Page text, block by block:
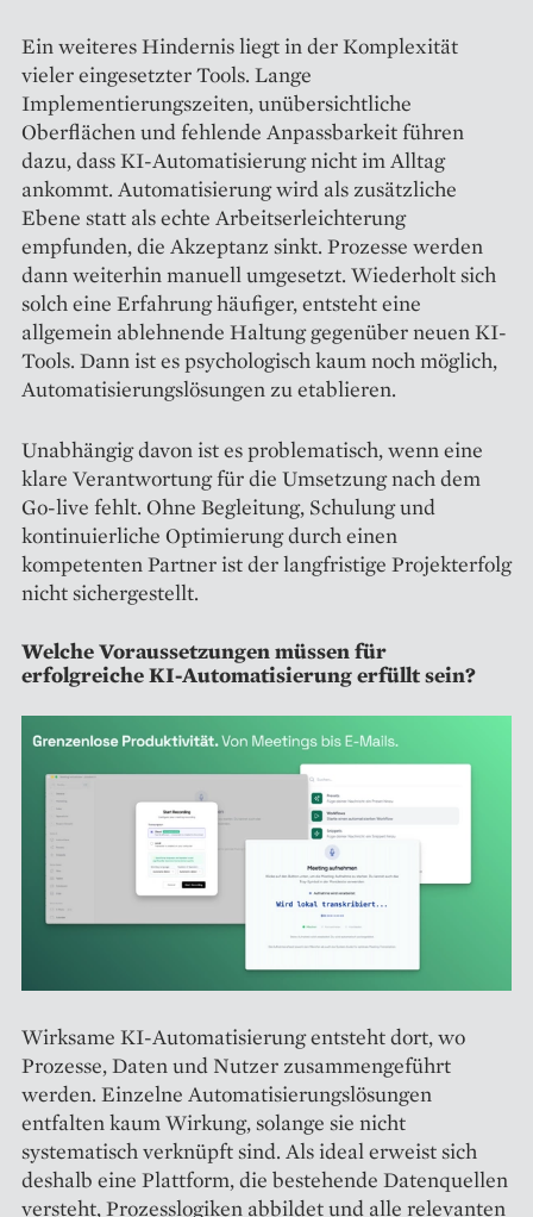
Ein weiteres Hindernis liegt in der Komplexität
vieler eingesetzter Tools. Lange
Implementierungszeiten, unübersichtliche
Oberflächen und fehlende Anpassbarkeit führen
dazu, dass KI-Automatisierung nicht im Alltag
ankommt. Automatisierung wird als zusätzliche
Ebene statt als echte Arbeitserleichterung
empfunden, die Akzeptanz sinkt. Prozesse werden
dann weiterhin manuell umgesetzt. Wiederholt sich
solch eine Erfahrung häufiger, entsteht eine
allgemein ablehnende Haltung gegenüber neuen KI-
Tools. Dann ist es psychologisch kaum noch möglich,
Automatisierungslösungen zu etablieren.
Unabhängig davon ist es problematisch, wenn eine
klare Verantwortung für die Umsetzung nach dem
Go-live fehlt. Ohne Begleitung, Schulung und
kontinuierliche Optimierung durch einen
kompetenten Partner ist der langfristige Projekterfolg
nicht sichergestellt.
Welche Voraussetzungen müssen für
erfolgreiche KI-Automatisierung erfüllt sein?
Wirksame KI-Automatisierung entsteht dort, wo
Prozesse, Daten und Nutzer zusammengeführt
werden. Einzelne Automatisierungslösungen
entfalten kaum Wirkung, solange sie nicht
systematisch verknüpft sind. Als ideal erweist sich
deshalb eine Plattform, die bestehende Datenquellen
versteht, Prozesslogiken abbildet und alle relevanten